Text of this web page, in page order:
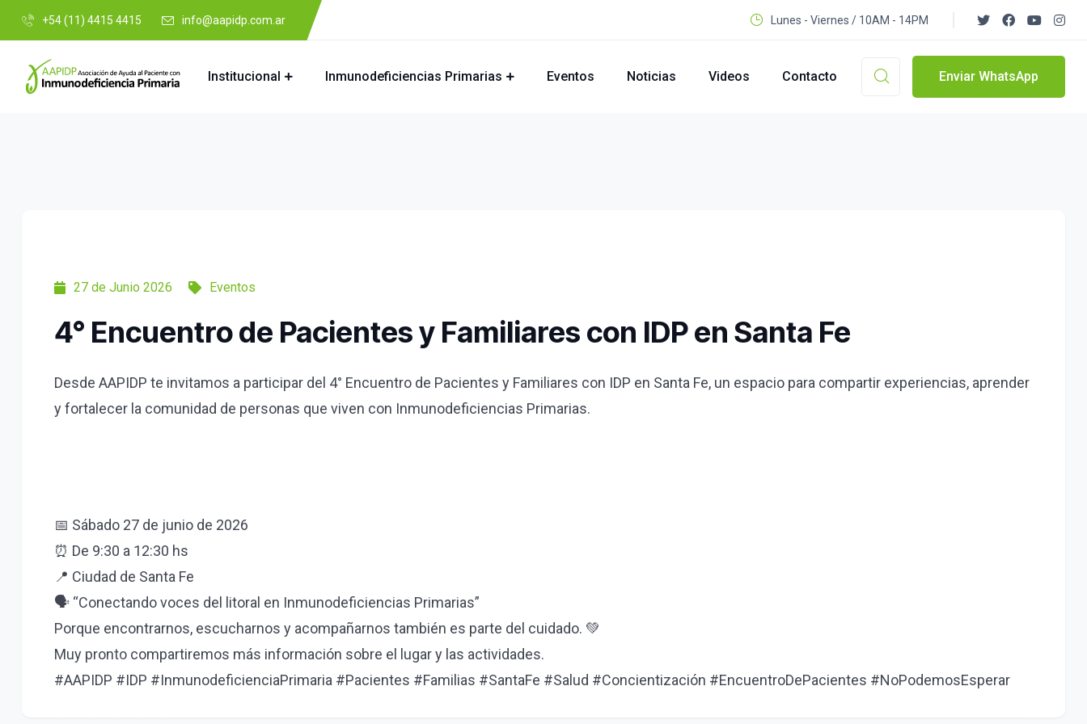
+54 (11) 4415 4415 info@aapidp.com.ar Lunes - Viernes / 10AM - 14PM
Institucional Inmunodeficiencias Primarias Eventos Noticias Videos Contacto Enviar WhatsApp
27 de Junio 2026 Eventos
4° Encuentro de Pacientes y Familiares con IDP en Santa Fe
Desde AAPIDP te invitamos a participar del 4° Encuentro de Pacientes y Familiares con IDP en Santa Fe, un espacio para compartir experiencias, aprender
y fortalecer la comunidad de personas que viven con Inmunodeficiencias Primarias.
📅 Sábado 27 de junio de 2026
⏰ De 9:30 a 12:30 hs
📍 Ciudad de Santa Fe
🗣️ “Conectando voces del litoral en Inmunodeficiencias Primarias”
Porque encontrarnos, escucharnos y acompañarnos también es parte del cuidado. 💚
Muy pronto compartiremos más información sobre el lugar y las actividades.
#AAPIDP #IDP #InmunodeficienciaPrimaria #Pacientes #Familias #SantaFe #Salud #Concientización #EncuentroDePacientes #NoPodemosEsperar